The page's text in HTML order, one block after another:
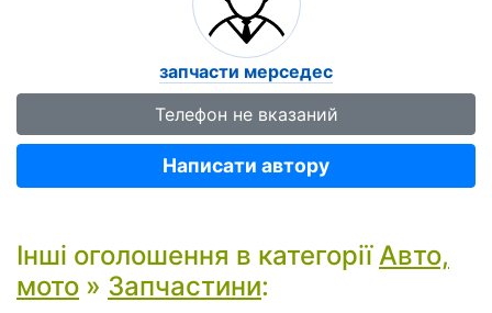
запчасти мерседес
Телефон не вказаний
Написати автору
Інші оголошення в категоріїАвто,
мото » Запчастини: